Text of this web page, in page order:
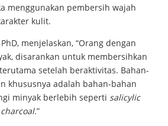
menggunakan pembersih wajah
kulit.
menjelaskan, “Orang dengan
disarankan untuk membersihkan
setelah beraktivitas. Bahan-
khususnya adalah bahan-bahan
minyak berlebih seperti salicylic
charcoal.”